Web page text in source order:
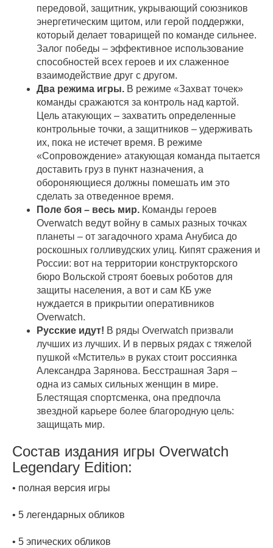
передовой, защитник, укрывающий союзников
энергетическим щитом, или герой поддержки,
который делает товарищей по команде сильнее.
Залог победы – эффективное использование
способностей всех героев и их слаженное
взаимодействие друг с другом.
Два режима игры. В режиме «Захват точек»
команды сражаются за контроль над картой.
Цель атакующих – захватить определенные
контрольные точки, а защитников – удерживать
их, пока не истечет время. В режиме
«Сопровождение» атакующая команда пытается
доставить груз в пункт назначения, а
обороняющиеся должны помешать им это
сделать за отведенное время.
Поле боя – весь мир. Команды героев
Overwatch ведут войну в самых разных точках
планеты – от загадочного храма Анубиса до
роскошных голливудских улиц. Кипят сражения и
России: вот на территории конструкторского
бюро Вольской строят боевых роботов для
защиты населения, а вот и сам КБ уже
нуждается в прикрытии оперативников
Overwatch.
Русские идут! В ряды Overwatch призвали
лучших из лучших. И в первых рядах с тяжелой
пушкой «Мститель» в руках стоит россиянка
Александра Зарянова. Бесстрашная Заря –
одна из самых сильных женщин в мире.
Блестящая спортсменка, она предпочла
звездной карьере более благородную цель:
защищать мир.
Состав издания игры Overwatch
Legendary Edition:
• полная версия игры
• 5 легендарных обликов
• 5 эпических обликов